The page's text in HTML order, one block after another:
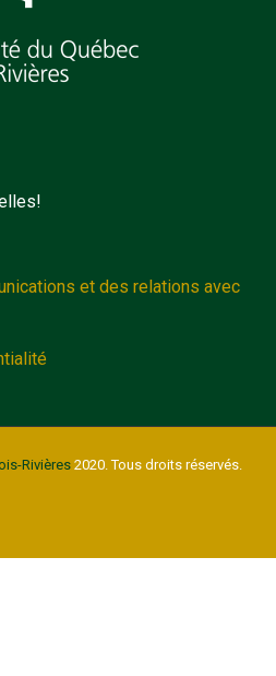
et des relations avec
Rivières2020. Tous droits réservés.